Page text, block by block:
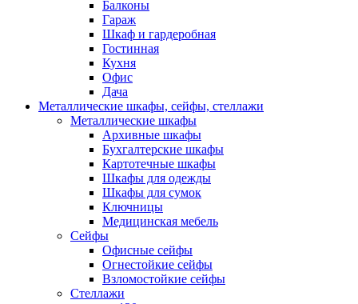
Балконы
Гараж
Шкаф и гардеробная
Гостинная
Кухня
Офис
Дача
Металлические шкафы, сейфы, стеллажи
Металлические шкафы
Архивные шкафы
Бухгалтерские шкафы
Картотечные шкафы
Шкафы для одежды
Шкафы для сумок
Ключницы
Медицинская мебель
Сейфы
Офисные сейфы
Огнестойкие сейфы
Взломостойкие сейфы
Стеллажи